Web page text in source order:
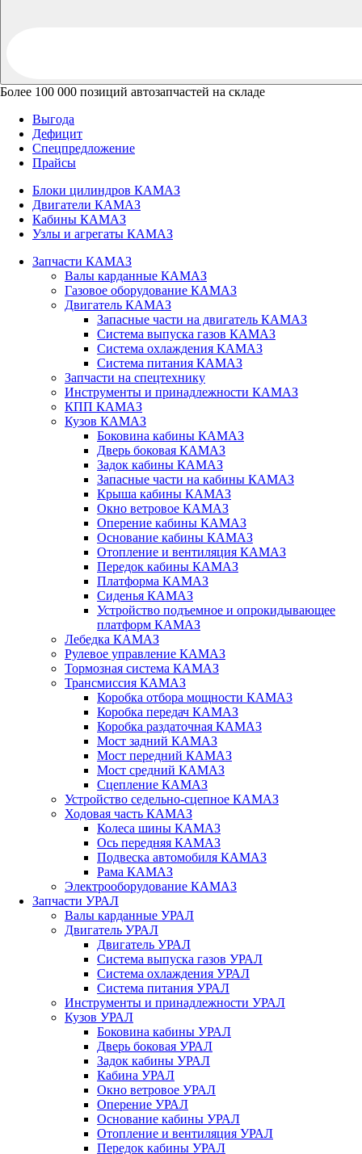
Более 100 000 позиций автозапчастей на складе
Выгода
Дефицит
Спецпредложение
Прайсы
Блоки цилиндров КАМАЗ
Двигатели КАМАЗ
Кабины КАМАЗ
Узлы и агрегаты КАМАЗ
Запчасти КАМАЗ
Валы карданные КАМАЗ
Газовое оборудование КАМАЗ
Двигатель КАМАЗ
Запасные части на двигатель КАМАЗ
Система выпуска газов КАМАЗ
Система охлаждения КАМАЗ
Система питания КАМАЗ
Запчасти на спецтехнику
Инструменты и принадлежности КАМАЗ
КПП КАМАЗ
Кузов КАМАЗ
Боковина кабины КАМАЗ
Дверь боковая КАМАЗ
Задок кабины КАМАЗ
Запасные части на кабины КАМАЗ
Крыша кабины КАМАЗ
Окно ветровое КАМАЗ
Оперение кабины КАМАЗ
Основание кабины КАМАЗ
Отопление и вентиляция КАМАЗ
Передок кабины КАМАЗ
Платформа КАМАЗ
Сиденья КАМАЗ
Устройство подъемное и опрокидывающее
платформ КАМАЗ
Лебедка КАМАЗ
Рулевое управление КАМАЗ
Тормозная система КАМАЗ
Трансмиссия КАМАЗ
Коробка отбора мощности КАМАЗ
Коробка передач КАМАЗ
Коробка раздаточная КАМАЗ
Мост задний КАМАЗ
Мост передний КАМАЗ
Мост средний КАМАЗ
Сцепление КАМАЗ
Устройство седельно-сцепное КАМАЗ
Ходовая часть КАМАЗ
Колеса шины КАМАЗ
Ось передняя КАМАЗ
Подвеска автомобиля КАМАЗ
Рама КАМАЗ
Электрооборудование КАМАЗ
Запчасти УРАЛ
Валы карданные УРАЛ
Двигатель УРАЛ
Двигатель УРАЛ
Система выпуска газов УРАЛ
Система охлаждения УРАЛ
Система питания УРАЛ
Инструменты и принадлежности УРАЛ
Кузов УРАЛ
Боковина кабины УРАЛ
Дверь боковая УРАЛ
Задок кабины УРАЛ
Кабина УРАЛ
Окно ветровое УРАЛ
Оперение УРАЛ
Основание кабины УРАЛ
Отопление и вентиляция УРАЛ
Передок кабины УРАЛ